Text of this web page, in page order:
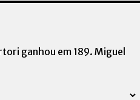
ganhou em 189. Miguel